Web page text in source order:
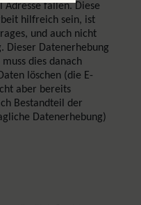
fallen. Diese
hilfreich sein, ist
und auch nicht
Dieser Datenerhebung
dies danach
löschen (die E-
aber bereits
Bestandteil der
Datenerhebung)